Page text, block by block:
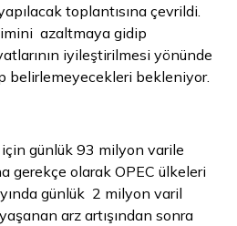
toplantısına çevrildi.
azaltmaya gidip
iyileştirilmesi yönünde
belirlemeyecekleri bekleniyor.
için günlük 93 milyon varile
gerekçe olarak OPEC ülkeleri
günlük 2 milyon varil
arz artışından sonra